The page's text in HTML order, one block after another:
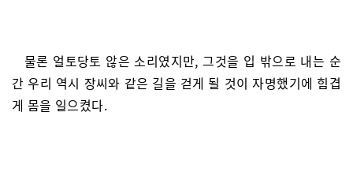
물론 얼토당토 않은 소리였지만, 그것을 입 밖으로 내는 순
간 우리 역시 장씨와 같은 길을 걷게 될 것이 자명했기에 힘겹
게 몸을 일으켰다.